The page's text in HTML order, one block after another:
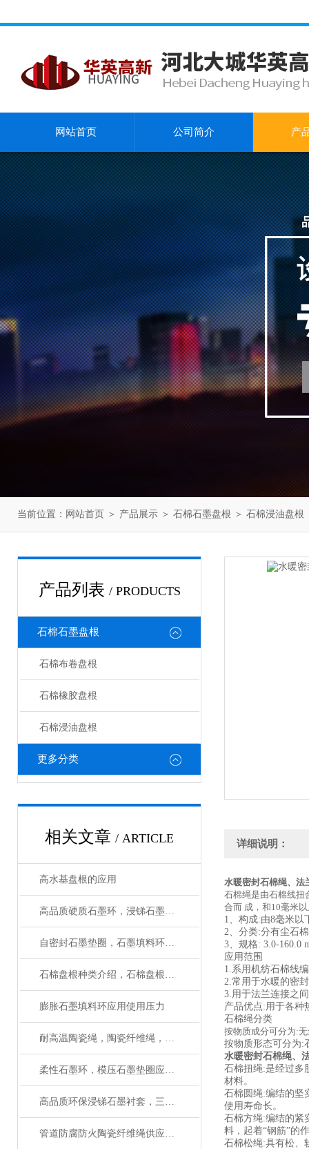
网站首页 公司简介 产
当前位置： 网站首页 ＞ 产品展示 ＞ 石棉石墨盘根 ＞ 石棉浸油盘根
产品列表 / PRODUCTS
石棉石墨盘根
石棉布卷盘根
石棉橡胶盘根
石棉浸油盘根
更多分类
相关文章 / ARTICLE
高水基盘根的应用
高品质硬质石墨环，浸锑石墨轴套技术参数
自密封石墨垫圈，石墨填料环作用与用途
石棉盘根种类介绍，石棉盘根性能作用
膨胀石墨填料环应用使用压力
耐高温陶瓷绳，陶瓷纤维绳，陶瓷编织绳生产工艺
柔性石墨环，模压石墨垫圈应用范围
高品质环保浸锑石墨衬套，三拼环制造厂家
管道防腐防火陶瓷纤维绳供应厂家
详细说明：
水暖密封石棉绳、法
石棉绳是由石棉线扭
合而 成，和10毫米
1、构成:由8毫米以
2、分类:分有尘石
3、规格: 3.0-160.0
应用范围
1.系用机纺石棉线
2.常用于水暖的密
3.用于法兰连接之
产品优点:用于各种
石棉绳分类
按物质成分可分为:
按物质形态可分为:
水暖密封石棉绳、
石棉扭绳:是经过多
材料。
石棉圆绳:编结的坚
使用寿命长。
石棉方绳:编结的紧
料，起着“钢筋”的
石棉松绳:具有松、